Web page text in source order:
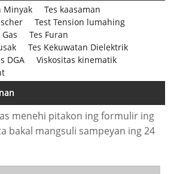
Minyak
Tes kaasaman
Test Tension lumahing
Tes Furan
Tes Kekuwatan Dielektrik
DGA
Viskositas kinematik
menehi pitakon ing formulir ing
bakal mangsuli sampeyan ing 24